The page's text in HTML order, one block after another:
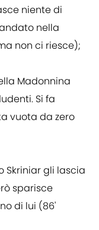
niente di
nella
non ci riesce);
Madonnina
Si fa
vuota da zero
Skriniar gli lascia
sparisce
di lui (86'